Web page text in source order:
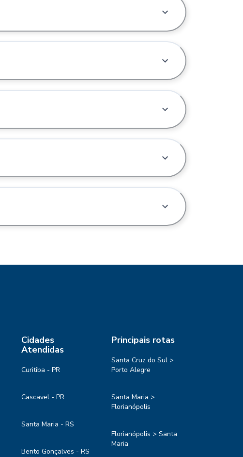
Cidades
Atendidas
Curitiba - PR
Cascavel - PR
Santa Maria - RS
Bento Gonçalves - RS
Principais rotas
Santa Cruz do Sul >
Porto Alegre
Santa Maria >
Florianópolis
Florianópolis > Santa
Maria